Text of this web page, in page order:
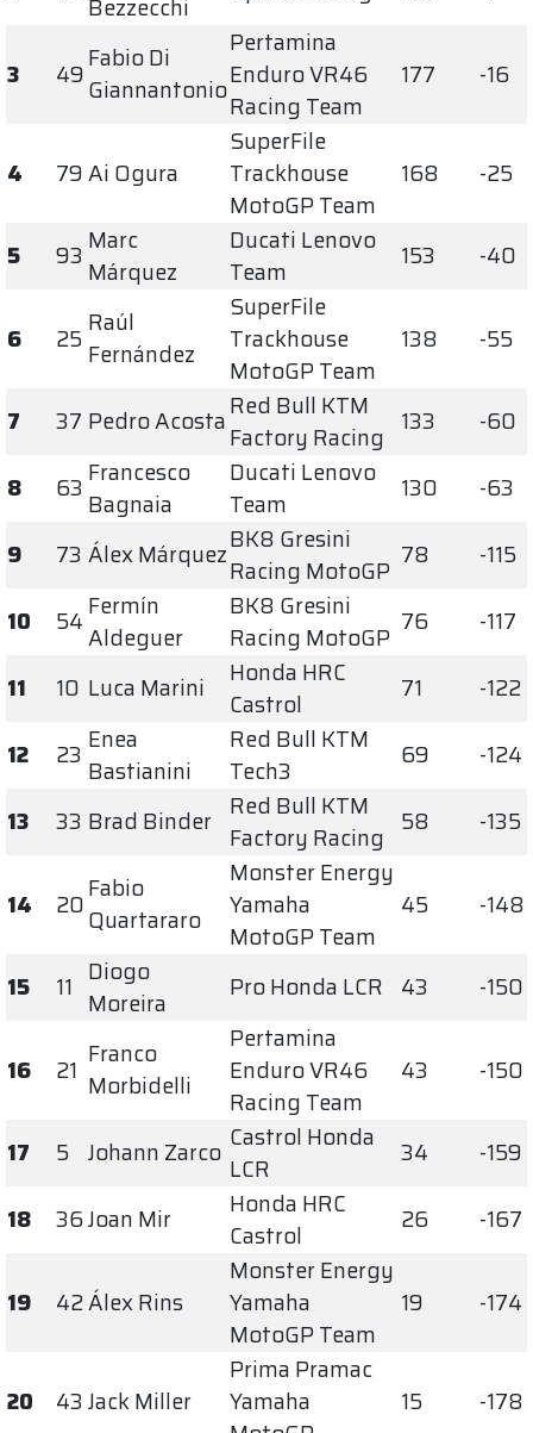
Bezzecchi
3 49Fabio Di
Giannantonio
Pertamina
Enduro VR46
Racing Team
177 -16
4 79Ai Ogura
SuperFile
Trackhouse
MotoGP Team
168 -25
5 93 Marc
Márquez
Ducati Lenovo
Team
153 -40
6 25 Raúl
Fernández
SuperFile
Trackhouse
MotoGP Team
138 -55
7 37 Pedro AcostaRed Bull KTM
Factory Racing 133
-60
8
63 Francesco
Bagnaia
Ducati Lenovo
Team
130
-63
9
73 Álex MárquezBK8 Gresini
Racing MotoGP 78
-115
10
54 Fermín
Aldeguer
BK8 Gresini
Racing MotoGP 76
-117
11
10 Luca Marini
Honda HRC
Castrol
71
-122
12
23 Enea
Bastianini
Red Bull KTM
Tech3
69
-124
13
33 Brad Binder Red Bull KTM
Factory Racing 58 -135
14 20Fabio
Quartararo
Monster Energy
Yamaha
MotoGP Team
45 -148
15 11 Diogo
Moreira
Pro Honda LCR 43 -150
16 21 Franco
Morbidelli
Pertamina
Enduro VR46
Racing Team
43 -150
17 5 Johann Zarco Castrol Honda
LCR
34
-159
18
36Joan Mir
Honda HRC
Castrol
26 -167
19 42Álex Rins
Monster Energy
Yamaha
MotoGP Team
19 -174
20 43Jack Miller
Prima Pramac
Yamaha
15 -178